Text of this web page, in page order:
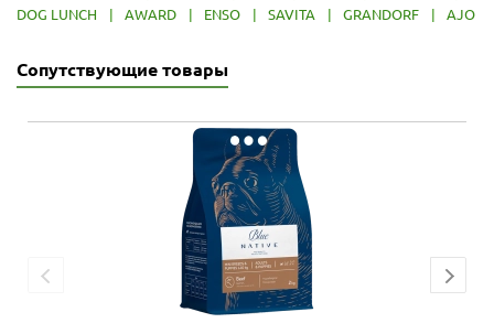
DOG LUNCH
AWARD ENSO SAVITA GRANDORF AJO
Сопутствующие товары